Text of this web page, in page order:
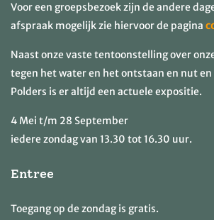
Voor een groepsbezoek zijn de andere
afspraak mogelijk zie hiervoor de pagina
Naast onze vaste tentoonstelling over
tegen het water en het ontstaan en nut en
Polders is er altijd een actuele expositie.
4 Mei t/m 28 September
iedere zondag van 13.30 tot 16.30 uur.
Entree
Toegang op de zondag is gratis.